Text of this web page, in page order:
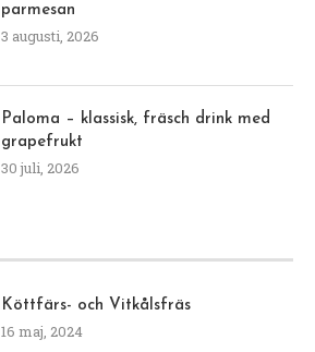
parmesan
3 augusti, 2026
Paloma – klassisk, fräsch drink med
grapefrukt
30 juli, 2026
Köttfärs- och Vitkålsfräs
16 maj, 2024